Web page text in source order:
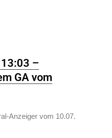
–
GA vom
Anzeiger vom 10.07.